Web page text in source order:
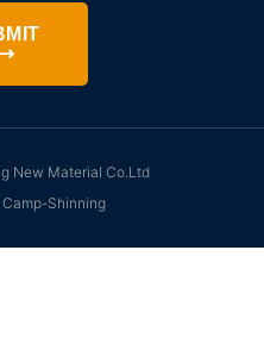
New Material Co.Ltd
Camp-Shinning